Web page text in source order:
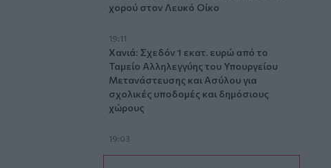
χορού στον Λευκό Οίκο
19:11
Χανιά: Σχεδόν 1 εκατ. ευρώ από το
Ταμείο Αλληλεγγύης του Υπουργείου
Μετανάστευσης και Ασύλου για
σχολικές υποδομές και δημόσιους
χώρους
19:03
Ιερόσυλοι βανδάλισαν το εκκλησάκι